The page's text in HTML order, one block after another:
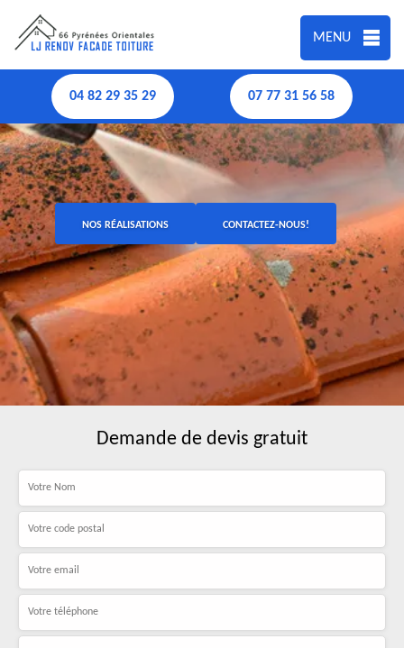
MENU
04 82 29 35 29 07 77 31 56 58
NOS RÉALISATIONS CONTACTEZ-NOUS!
Demande de devis gratuit